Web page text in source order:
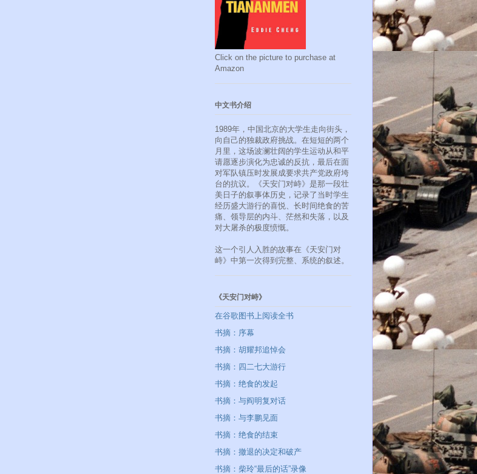
Click on the picture to purchase at
Amazon
中文书介绍
1989年，中国北京的大学生走向街头，
向自己的独裁政府挑战。在短短的两个
月里，这场波澜壮阔的学生运动从和平
请愿逐步演化为忠诚的反抗，最后在面
对军队镇压时发展成要求共产党政府垮
台的抗议。《天安门对峙》是那一段壮
美日子的叙事体历史，记录了当时学生
经历盛大游行的喜悦、长时间绝食的苦
痛、领导层的内斗、茫然和失落，以及
对大屠杀的极度愤慨。
这一个引人入胜的故事在《天安门对
峙》中第一次得到完整、系统的叙述。
《天安门对峙》
在谷歌图书上阅读全书
书摘：序幕
书摘：胡耀邦追悼会
书摘：四二七大游行
书摘：绝食的发起
书摘：与阎明复对话
书摘：与李鹏见面
书摘：绝食的结束
书摘：撤退的决定和破产
书摘：柴玲“最后的话”录像